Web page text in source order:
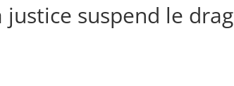
justice suspend le